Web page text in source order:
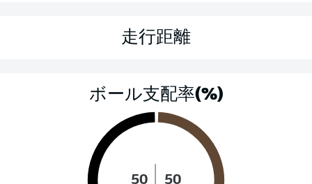
走行距離
ボール支配率(%)
50 50